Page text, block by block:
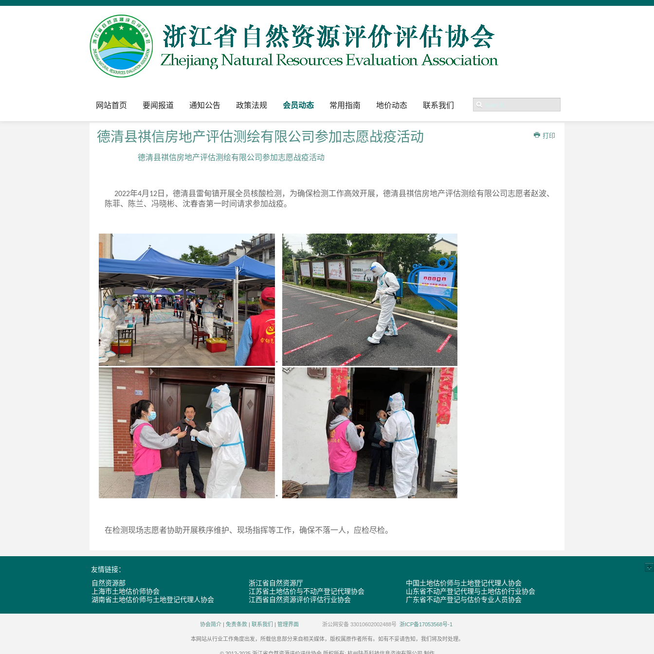
网站首页 要闻报道 通知公告 政策法规 会员动态 常用指南 地价动态 联系我们
打印
德清县祺信房地产评估测绘有限公司参加志愿战疫活动
德清县祺信房地产评估测绘有限公司参加志愿战疫活动
2022年4月 12 日，德清县雷甸镇开展全员核酸检测，为确保检测工作高效开展，德清县祺信房地产评估测绘有限公司 志愿者赵波、
陈菲、陈兰、冯晓彬、沈春杳第一时间请求参加战疫。
在检测现场志愿者协助开展秩序维护、现场指挥等工作，确保不落一人，应检尽检。
友情链接：
自然资源部
浙江省自然资源厅
中国土地估价师与土地登记代理人协会
上海市土地估价师协会
江苏省土地估价与不动产登记代理协会
山东省不动产登记代理与土地估价行业协会
湖南省土地估价师与土地登记代理人协会
江西省自然资源评价评估行业协会 广东省不动产登记与估价专业人员协会
协会简介 | 免责条款 | 联系我们 | 管理界面 浙公网安备 33010602002488号 浙ICP备17053568号-1
本网站从行业工作角度出发，所载信息部分来自相关媒体，版权属原作者所有。如有不妥请告知，我们将及时处理。